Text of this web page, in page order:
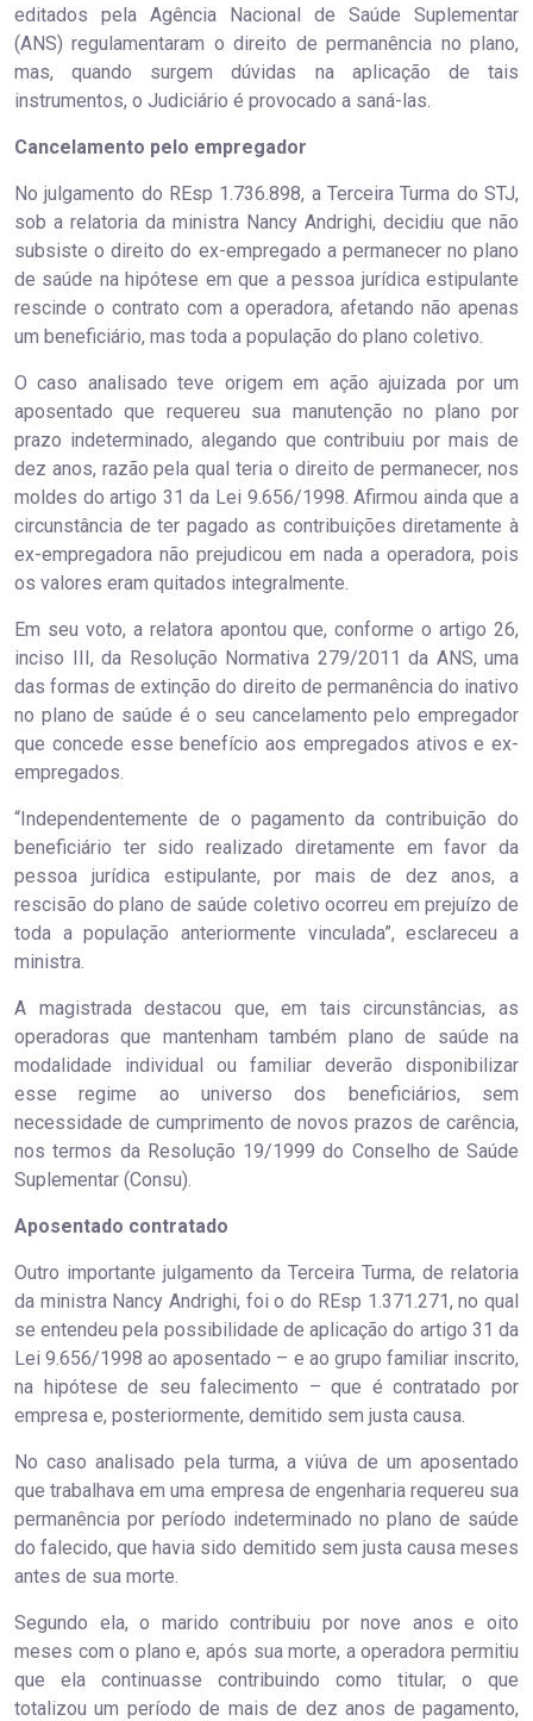
editados pela Agência Nacional de Saúde Suplementar
(ANS) regulamentaram o direito de permanência no plano,
mas, quando surgem dúvidas na aplicação de tais
instrumentos, o Judiciário é provocado a saná-las.
Cancelamen​to pelo empregador
No julgamento do REsp 1.736.898, a Terceira Turma do STJ,
sob a relatoria da ministra Nancy Andrighi, decidiu que não
subsiste o direito do ex-empregado a permanecer no plano
de saúde na hipótese em que a pessoa jurídica estipulante
rescinde o contrato com a operadora, afetando não apenas
um beneficiário, mas toda a população do plano coletivo.
O caso analisado teve origem em ação ajuizada por um
aposentado que requereu sua manutenção no plano por
prazo indeterminado, alegando que contribuiu por mais de
dez anos, razão pela qual teria o direito de permanecer, nos
moldes do artigo 31 da Lei 9.656/1998. Afirmou ainda que a
circunstância de ter pagado as contribuições diretamente à
ex-empregadora não prejudicou em nada a operadora, pois
os valores eram quitados integralmente.
Em seu voto, a relatora apontou que, conforme o artigo 26,
inciso III, da Resolução Normativa 279/2011 da ANS, uma
das formas de extinção do direito de permanência do inativo
no plano de saúde é o seu cancelamento pelo empregador
que concede esse benefício aos empregados ativos e ex-
empregados.
“Independentemente de o pagamento da contribuição do
beneficiário ter sido realizado diretamente em favor da
pessoa jurídica estipulante, por mais de dez anos, a
rescisão do plano de saúde coletivo ocorreu em prejuízo de
toda a população anteriormente vinculada”, esclareceu a
ministra.
A magistrada destacou que, em tais circunstâncias, as
operadoras que mantenham também plano de saúde na
modalidade individual ou familiar deverão disponibilizar
esse regime ao universo dos beneficiários, sem
necessidade de cumprimento de novos prazos de carência,
nos termos da Resolução 19/1999 do Conselho de Saúde
Suplementar (Consu).
Aposentado c​​​ontratado
Outro importante julgamento da Terceira Turma, de relatoria
da ministra Nancy Andrighi, foi o do REsp 1.371.271, no qual
se entendeu pela possibilidade de aplicação do artigo 31 da
Lei 9.656/1998 ao aposentado – e ao grupo familiar inscrito,
na hipótese de seu falecimento – que é contratado por
empresa e, posteriormente, demitido sem justa causa.
No caso analisado pela turma, a viúva de um aposentado
que trabalhava em uma empresa de engenharia requereu sua
permanência por período indeterminado no plano de saúde
do falecido, que havia sido demitido sem justa causa meses
antes de sua morte.
Segundo ela, o marido contribuiu por nove anos e oito
meses com o plano e, após sua morte, a operadora permitiu
que ela continuasse contribuindo como titular, o que
totalizou um período de mais de dez anos de pagamento,